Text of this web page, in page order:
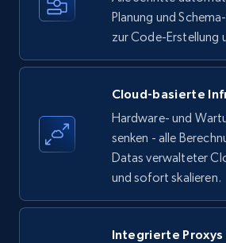
35.3K+ 5.7K+
Amazon products - find
upc numbers
Title, Seller name, Brand,
price, Currency, Availability,
Planung und
zur Code-Erstellung
Cloud-basierte
Hardware- und
senken - alle
Datas verwalteter
und sofort skalieren.
Integrierte Proxys